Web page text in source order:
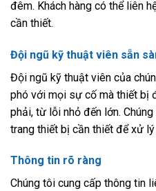
đêm. Khách hàng có thể liên
cần thiết.
Đội ngũ kỹ thuật viên sẵn
Đội ngũ kỹ thuật viên của
phó với mọi sự cố mà thiết bị
phải, từ lỗi nhỏ đến lớn.
trang thiết bị cần thiết để xử lý
Thông tin rõ ràng
Chúng tôi cung cấp thông tin